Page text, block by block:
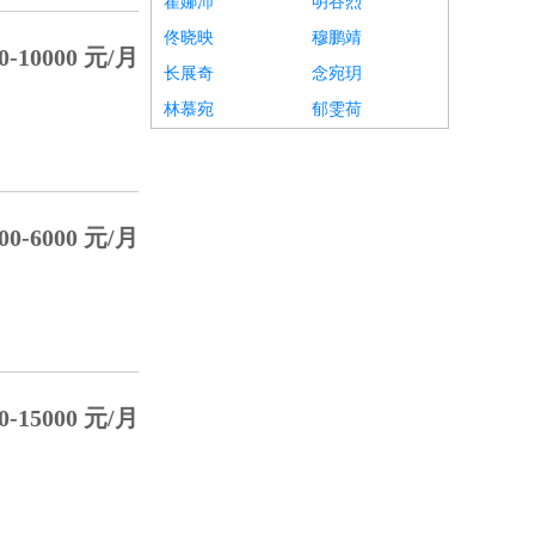
10000 元/月
6000 元/月
15000 元/月
佟晓映
穆鹏靖
长展奇
念宛玥
林慕宛
郁雯荷